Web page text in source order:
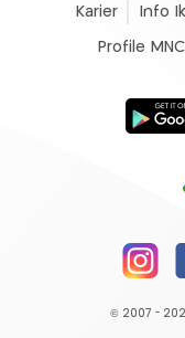
Karier Info
Profile
© 2007 -